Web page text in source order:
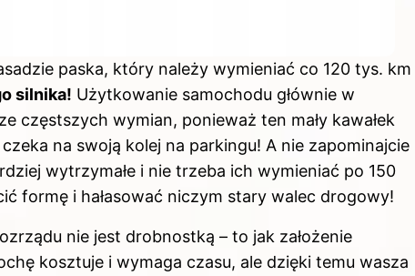
paska, który należy wymieniać co 120 tys. km
silnika! Użytkowanie samochodu głównie w
częstszych wymian, ponieważ ten mały kawałek
na swoją kolej na parkingu! A nie zapominajcie
wytrzymałe i nie trzeba ich wymieniać po 150
formę i hałasować niczym stary walec drogowy!
nie jest drobnostką – to jak założenie
kosztuje i wymaga czasu, ale dzięki temu wasza